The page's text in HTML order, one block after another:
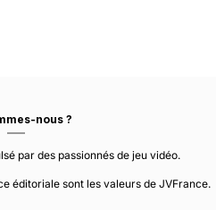
nous ?
par des passionnés de jeu vidéo.
éditoriale sont les valeurs de JVFrance.